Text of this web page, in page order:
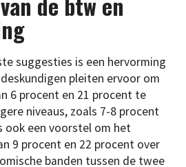
suggesties is een hervorming
pleiten ervoor om
6 procent en 21 procent te
niveaus, zoals 7-8 procent
ook een voorstel om het
9 procent en 22 procent over
banden tussen de twee